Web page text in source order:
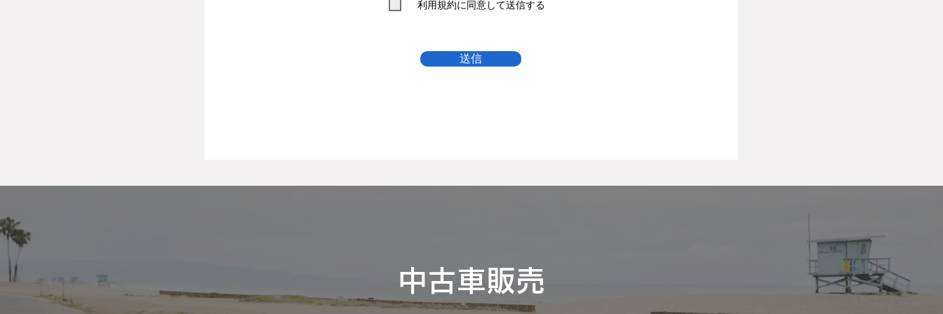
利用規約に同意して送信する
送信
中古車販売